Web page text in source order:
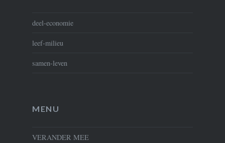
deel-economie
leef-milieu
samen-leven
MENU
VERANDER MEE